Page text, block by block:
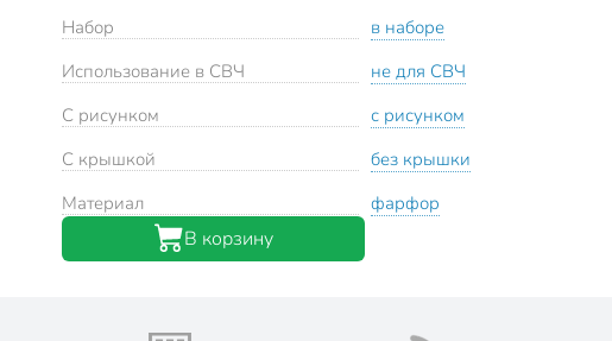
Набор
в наборе
Использование в СВЧ
не для СВЧ
С рисунком
с рисунком
С крышкой
без крышки
Материал
фарфор
В корзину